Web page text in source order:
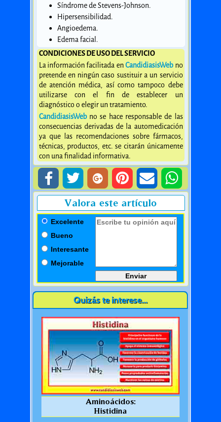
Síndrome de Stevens-Johnson.
Hipersensibilidad.
Angioedema.
Edema facial.
CONDICIONES DE USO DEL SERVICIO
La información facilitada enCandidiasisWebno
pretende en ningún caso sustituir a un servicio
de atención médica, así como tampoco debe
utilizarse con el fin de establecer un
diagnóstico o elegir un tratamiento.
CandidiasisWebno se hace responsable de las
consecuencias derivadas de la automedicación
ya que las recomendaciones sobre fármacos,
técnicas, productos, etc. se citarán únicamente
con una finalidad informativa.
Valora este artículo
Excelente
Bueno
Interesante
Mejorable
Quizás te interese...
Aminoácidos:
Histidina